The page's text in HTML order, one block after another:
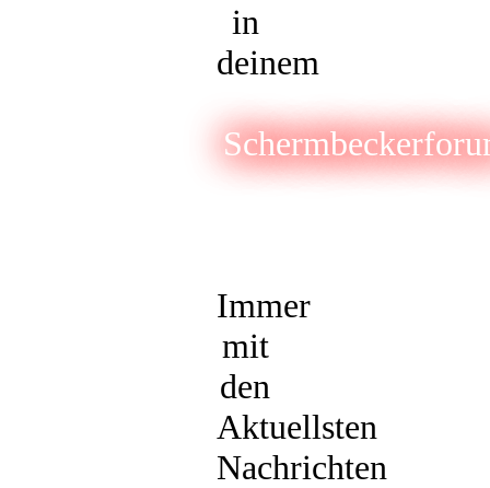
in
deinem
Immer
mit
den
Aktuellsten
Nachrichten